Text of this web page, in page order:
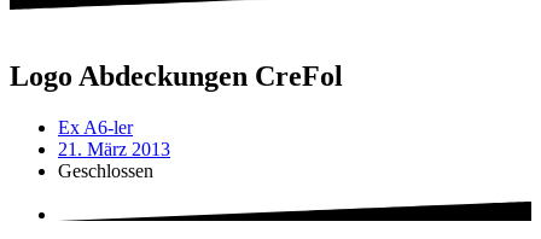
Logo Abdeckungen CreFol
Ex A6-ler
21. März 2013
Geschlossen